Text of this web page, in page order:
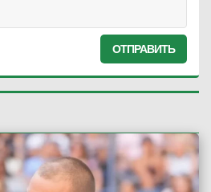
ОТПРАВИТЬ